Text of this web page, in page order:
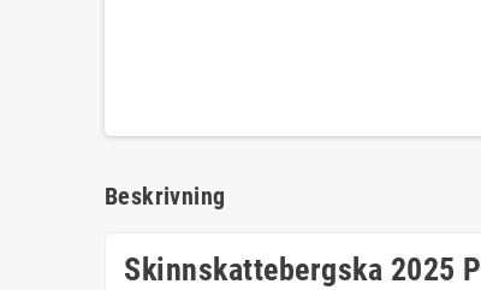
Beskrivning
Skinnskattebergska 2025